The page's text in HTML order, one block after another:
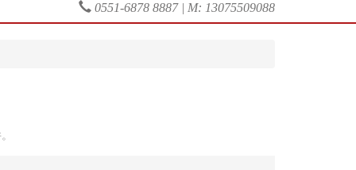
0551-6878 8887 | M: 13075509088